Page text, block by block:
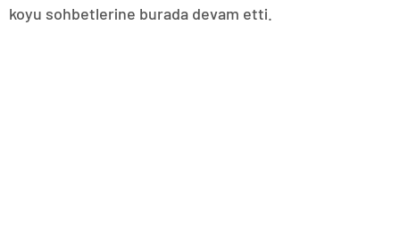
koyu sohbetlerine burada devam etti.